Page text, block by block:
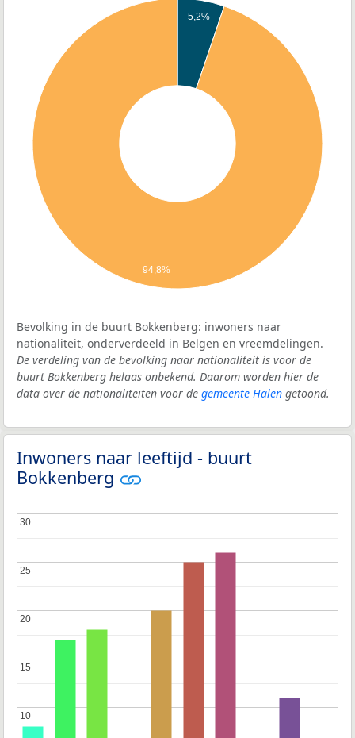
5,2%
94,8%
Bevolking in de buurt Bokkenberg: inwoners naar
nationaliteit, onderverdeeld in Belgen en vreemdelingen.
De verdeling van de bevolking naar nationaliteit is voor de
buurt Bokkenberg helaas onbekend. Daarom worden hier de
data over de nationaliteiten voor de gemeente Halen getoond.
Inwoners naar leeftijd - buurt
Bokkenberg
10
10
15
15
20
20
25
25
30
30